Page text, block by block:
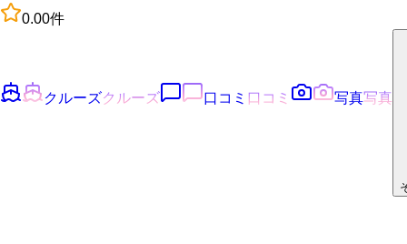
0.00件
クルーズクルーズ 口コミ 口コミ 写真写真